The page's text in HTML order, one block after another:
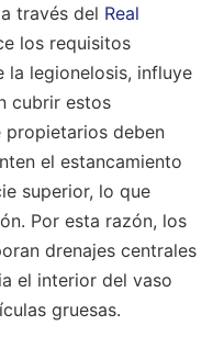
través del Real
los requisitos
la legionelosis, influye
cubrir estos
propietarios deben
el estancamiento
superior, lo que
Por esta razón, los
drenajes centrales
el interior del vaso
gruesas.